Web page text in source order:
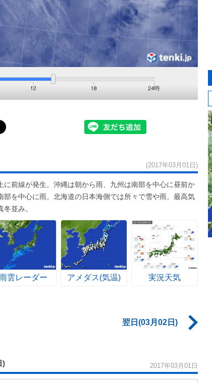
(2017年03月01日)
前線が発生。沖縄は朝から雨、九州は南部を中心に昼前か
を中心に雨。北海道の日本海側では所々で雪や雨。最高気
並み。
雲レーダー アメダス(気温) 実況天気
翌日(03月02日)
) 2017年03月01日